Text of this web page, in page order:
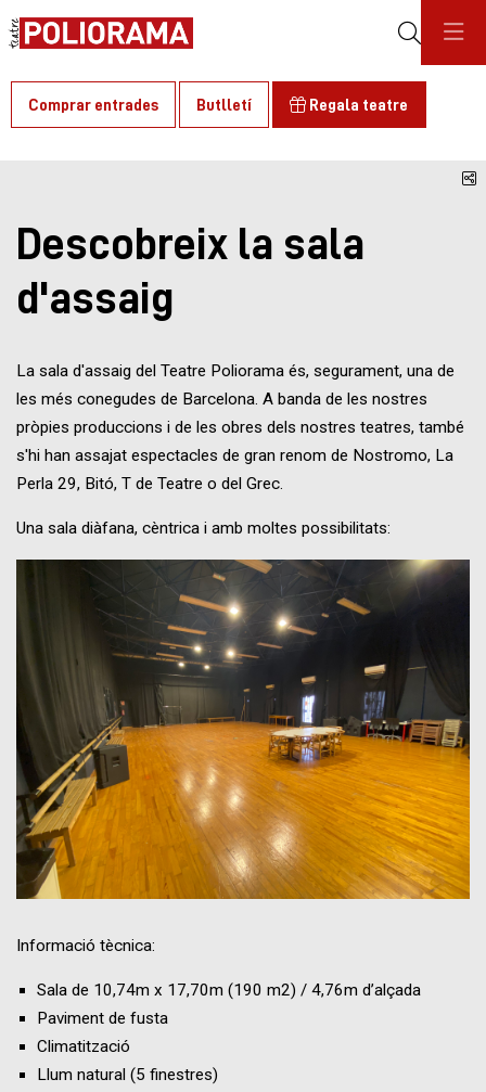
Comprar entrades Butlletí Regala teatre
Descobreix la sala
d'assaig
La sala d'assaig del Teatre Poliorama és, segurament, una de
les més conegudes de Barcelona. A banda de les nostres
pròpies produccions i de les obres dels nostres teatres, també
s'hi han assajat espectacles de gran renom de Nostromo, La
Perla 29, Bitó, T de Teatre o del Grec.
Una sala diàfana, cèntrica i amb moltes possibilitats:
Informació tècnica:
Sala de 10,74m x 17,70m (190 m2) / 4,76m d’alçada
Paviment de fusta
Climatització
Llum natural (5 finestres)